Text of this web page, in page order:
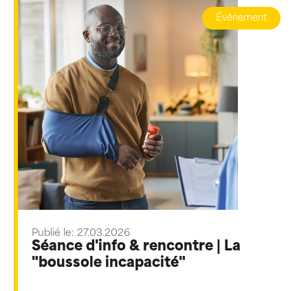
Événement
Publié le: 27.03.2026
Séance d'info & rencontre | La
"boussole incapacité"